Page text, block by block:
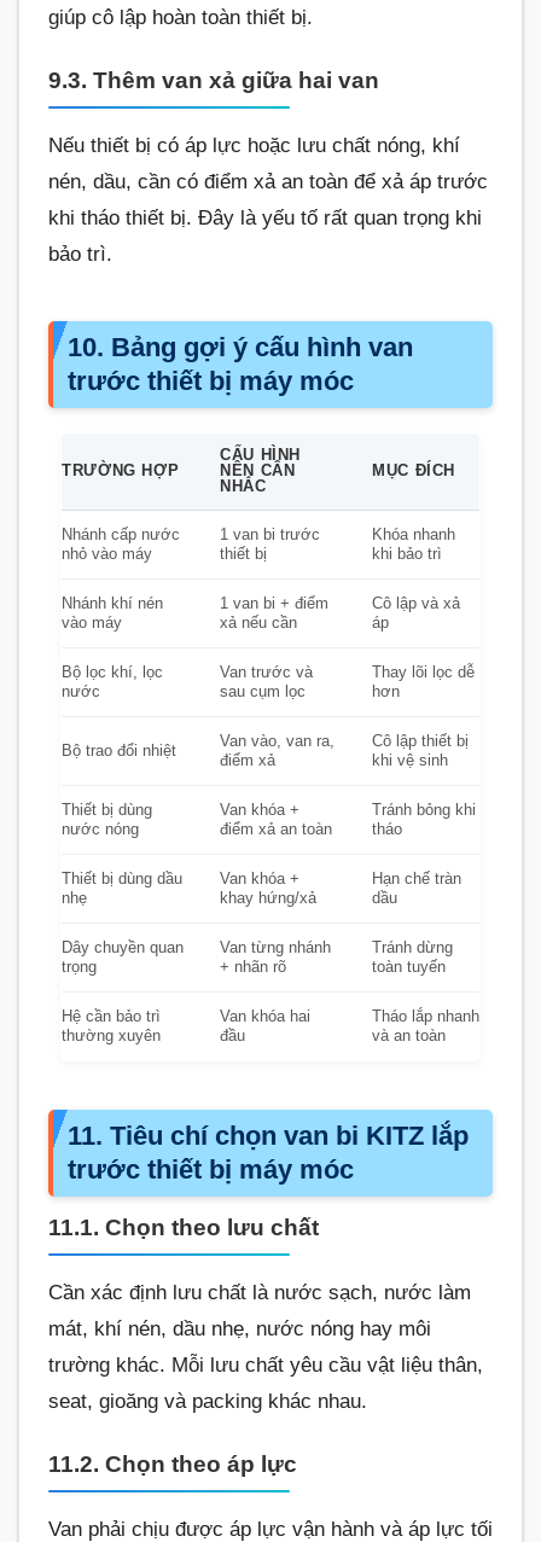
giúp cô lập hoàn toàn thiết bị.
9.3. Thêm van xả giữa hai van
Nếu thiết bị có áp lực hoặc lưu chất nóng, khí
nén, dầu, cần có điểm xả an toàn để xả áp trước
khi tháo thiết bị. Đây là yếu tố rất quan trọng khi
bảo trì.
10. Bảng gợi ý cấu hình van
trước thiết bị máy móc
TRƯỜNG HỢP
CẤU HÌNH
NÊN CÂN
NHẮC
MỤC ĐÍCH
Nhánh cấp nước
nhỏ vào máy
1 van bi trước
thiết bị
Khóa nhanh
khi bảo trì
Nhánh khí nén
vào máy
1 van bi + điểm
xả nếu cần
Cô lập và xả
áp
Bộ lọc khí, lọc
nước
Van trước và
sau cụm lọc
Thay lõi lọc dễ
hơn
Bộ trao đổi nhiệt
Van vào, van ra,
điểm xả
Cô lập thiết bị
khi vệ sinh
Thiết bị dùng
nước nóng
Van khóa +
điểm xả an toàn
Tránh bỏng khi
tháo
Thiết bị dùng dầu
nhẹ
Van khóa +
khay hứng/xả
Hạn chế tràn
dầu
Dây chuyền quan
trọng
Van từng nhánh
+ nhãn rõ
Tránh dừng
toàn tuyến
Hệ cần bảo trì
thường xuyên
Van khóa hai
đầu
Tháo lắp nhanh
và an toàn
11. Tiêu chí chọn van bi KITZ lắp
trước thiết bị máy móc
11.1. Chọn theo lưu chất
Cần xác định lưu chất là nước sạch, nước làm
mát, khí nén, dầu nhẹ, nước nóng hay môi
trường khác. Mỗi lưu chất yêu cầu vật liệu thân,
seat, gioăng và packing khác nhau.
11.2. Chọn theo áp lực
Van phải chịu được áp lực vận hành và áp lực tối